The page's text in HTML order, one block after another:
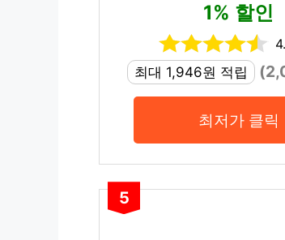
1% 할인
최대 1,946원 적립
최저가 클릭
5